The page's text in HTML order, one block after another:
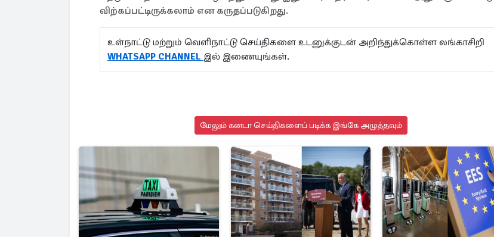
விற்கப்பட்டிருக்கலாம் என கருதப்படுகிறது.
உள்நாட்டு மற்றும் வெளிநாட்டு செய்திகளை உடனுக்குடன் அறிந்துக்கொள்ள லங்காசிறி
WHATSAPP CHANNEL இல் இணையுங்கள்.
மேலும் கனடா செய்திகளைப் படிக்க இங்கே அழுத்தவும்